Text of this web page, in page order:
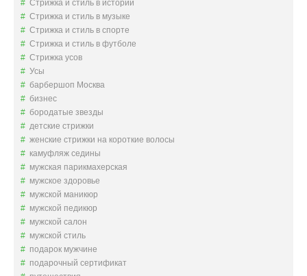
Стрижка и стиль в истории
Стрижка и стиль в музыке
Стрижка и стиль в спорте
Стрижка и стиль в футболе
Стрижка усов
Усы
барбершоп Москва
бизнес
бородатые звезды
детские стрижки
женские стрижки на короткие волосы
камуфляж седины
мужская парикмахерская
мужское здоровье
мужской маникюр
мужской педикюр
мужской салон
мужской стиль
подарок мужчине
подарочный сертификат